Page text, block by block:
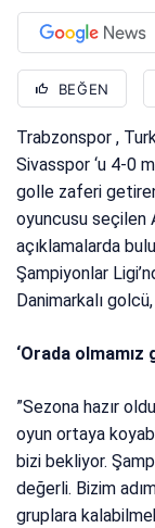
BEĞEN
Trabzonspor ,
Sivasspor ‘u 4-0
golle zaferi
oyuncusu seçilen
açıklamalarda
Şampiyonlar
Danimarkalı
‘Orada
”Sezona hazır
oyun ortaya
bizi bekliyor.
değerli. Bizim
gruplara